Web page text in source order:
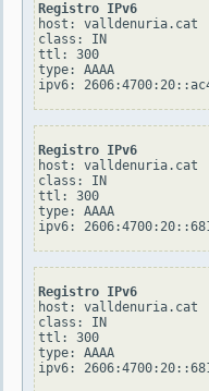
Registro IPv6
host: valldenuria.cat
class: IN
ttl: 300
type: AAAA
Registro IPv6
host: valldenuria.cat
class: IN
ttl: 300
type: AAAA
Registro IPv6
host: valldenuria.cat
class: IN
ttl: 300
type: AAAA